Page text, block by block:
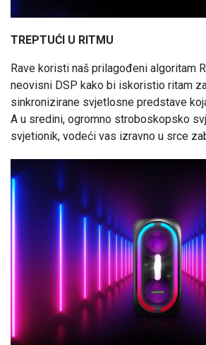
TREPTUĆI U RITMU
Rave koristi naš prilagođeni algoritam
neovisni DSP kako bi iskoristio ritam
sinkronizirane svjetlosne predstave
A u sredini, ogromno stroboskopsko
svjetionik, vodeći vas izravno u srce